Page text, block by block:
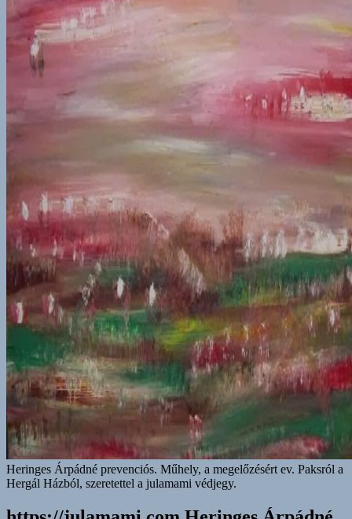
Heringes Árpádné prevenciós. Műhely, a megelőzésért ev. Paksról a
Hergál Házból, szeretettel a julamami védjegy.